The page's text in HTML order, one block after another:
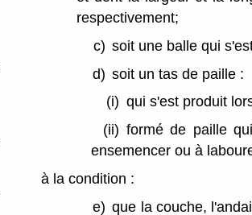
respectivement;
c) soit une balle qui
d) soit un tas de paille :
(i) qui s'est produit
(ii) formé de paille
ensemencer ou à
à la condition :
e) que la couche,